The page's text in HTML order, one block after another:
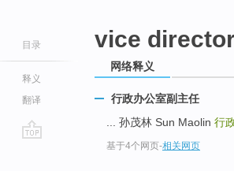
目录
释义
翻译
vice
网络释义
行政办公室副主任
... 孙茂林 Sun Maolin 行
基于4个网页-相关网页